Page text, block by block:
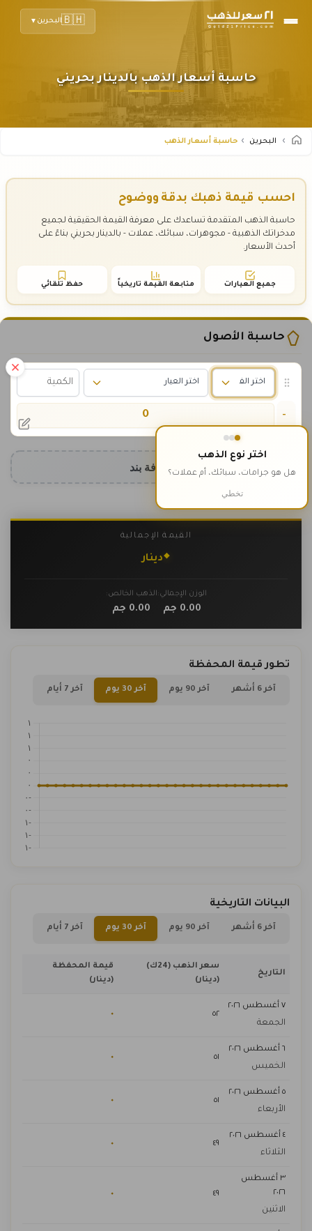
🇧🇭البحرين▼
حاسبة أسعار الذهب بالدينار بحريني
البحرين حاسبة أسعار الذهب
احسب قيمة ذهبك بدقة ووضوح
حاسبة الذهب المتقدمة تساعدك على معرفة القيمة الحقيقية لجميع
مدخراتك الذهبية - مجوهرات، سبائك، عملات - بالدينار بحريني بناءً على
أحدث الأسعار.
جميع العيارات متابعة القيمة تاريخياً حفظ تلقائي
حاسبة الأصول
اختر نوع الذهب
هل هو جرامات، سبائك، أم عملات؟
تخطي
0 -
إضافة بند
القيمة الإجمالية
٠دينار
الوزن الإجمالي:
0.00جم
الذهب الخالص:
0.00جم
تطور قيمة المحفظة
آخر 6 أشهر آخر 90 يوم آخر 30 يوم آخر 7 أيام
البيانات التاريخية
آخر 6 أشهر آخر 90 يوم آخر 30 يوم آخر 7 أيام
التاريخ
سعر الذهب (24ك)
(دينار)
قيمة المحفظة
(دينار)
٧ أغسطس ٢٠٢٦
الجمعة
٥٢ ٠
٦ أغسطس ٢٠٢٦
الخميس
٥١ ٠
٥ أغسطس ٢٠٢٦
الأربعاء
٥١ ٠
٤ أغسطس ٢٠٢٦
الثلاثاء
٤٩ ٠
٣ أغسطس
٢٠٢٦
الاثنين
٤٩ ٠